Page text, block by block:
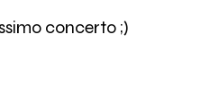
concerto ;)